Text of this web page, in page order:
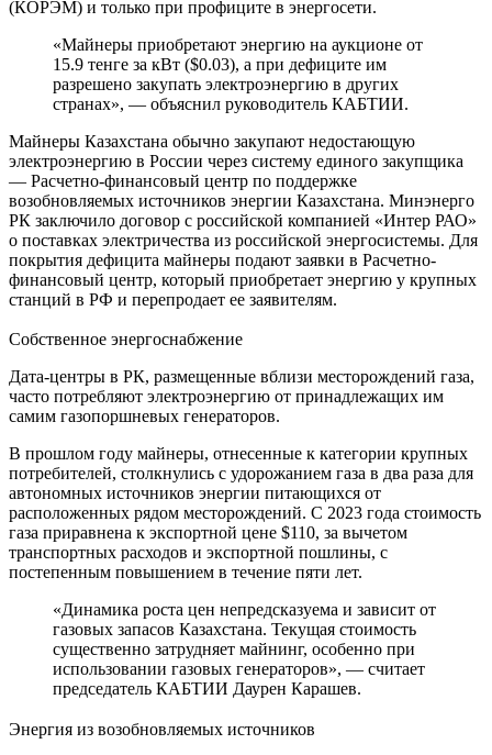
(КОРЭМ) и только при профиците в энергосети.
«Майнеры приобретают энергию на аукционе от
15.9 тенге за кВт ($0.03), а при дефиците им
разрешено закупать электроэнергию в других
странах», — объяснил руководитель КАБТИИ.
Майнеры Казахстана обычно закупают недостающую
электроэнергию в России через систему единого закупщика
— Расчетно-финансовый центр по поддержке
возобновляемых источников энергии Казахстана. Минэнерго
РК заключило договор с российской компанией «Интер РАО»
о поставках электричества из российской энергосистемы. Для
покрытия дефицита майнеры подают заявки в Расчетно-
финансовый центр, который приобретает энергию у крупных
станций в РФ и перепродает ее заявителям.
Собственное энергоснабжение
Дата-центры в РК, размещенные вблизи месторождений газа,
часто потребляют электроэнергию от принадлежащих им
самим газопоршневых генераторов.
В прошлом году майнеры, отнесенные к категории крупных
потребителей, столкнулись с удорожанием газа в два раза для
автономных источников энергии питающихся от
расположенных рядом месторождений. С 2023 года стоимость
газа приравнена к экспортной цене $110, за вычетом
транспортных расходов и экспортной пошлины, с
постепенным повышением в течение пяти лет.
«Динамика роста цен непредсказуема и зависит от
газовых запасов Казахстана. Текущая стоимость
существенно затрудняет майнинг, особенно при
использовании газовых генераторов», — считает
председатель КАБТИИ Даурен Карашев.
Энергия из возобновляемых источников